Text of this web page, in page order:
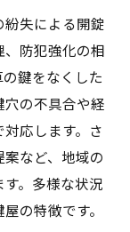
失による開錠
防犯強化の相
鍵をなくした
穴の不具合や経
応します。さ
など、地域の
。多様な状況
の特徴です。